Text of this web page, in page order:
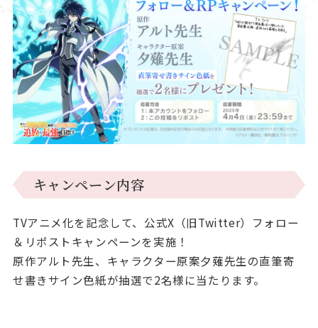
キャンペーン内容
TVアニメ化を記念して、公式X（旧Twitter）フォロー
＆リポストキャンペーンを実施！
原作アルト先生、キャラクター原案夕薙先生の直筆寄
せ書きサイン色紙が抽選で2名様に当たります。